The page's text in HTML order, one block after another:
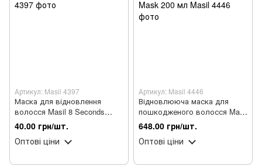
Артикул: Masil 4397
Маска для відновлення
волосся Masil 8 Seconds
Salon Hair Mask 8 мл
40.00 грн/шт.
Оптові ціни
Артикул: Masil 4446
Відновлююча маска для
пошкодженого волосся Masil
8 Seconds Salon Hair Mask
200 мл
648.00 грн/шт.
Оптові ціни